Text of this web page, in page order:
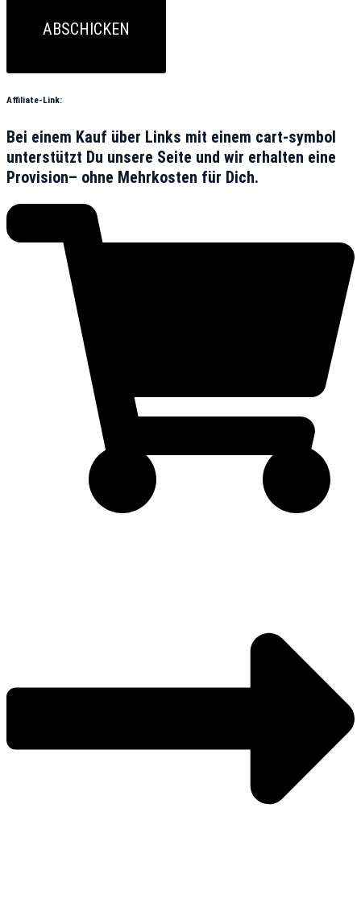
ABSCHICKEN
Affiliate-Link:
Bei einem Kauf über Links mit einem cart-symbol
unterstützt Du unsere Seite und wir erhalten eine
Provision– ohne Mehrkosten für Dich.